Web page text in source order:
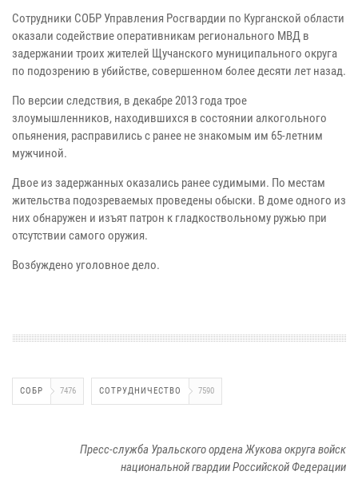
Сотрудники СОБР Управления Росгвардии по Курганской области
оказали содействие оперативникам регионального МВД в
задержании троих жителей Щучанского муниципального округа
по подозрению в убийстве, совершенном более десяти лет назад.
По версии следствия, в декабре 2013 года трое
злоумышленников, находившихся в состоянии алкогольного
опьянения, расправились с ранее не знакомым им 65-летним
мужчиной.
Двое из задержанных оказались ранее судимыми. По местам
жительства подозреваемых проведены обыски. В доме одного из
них обнаружен и изъят патрон к гладкоствольному ружью при
отсутствии самого оружия.
Возбуждено уголовное дело.
СОБР 7476 СОТРУДНИЧЕСТВО 7590
Пресс-служба Уральского ордена Жукова округа войск
национальной гвардии Российской Федерации